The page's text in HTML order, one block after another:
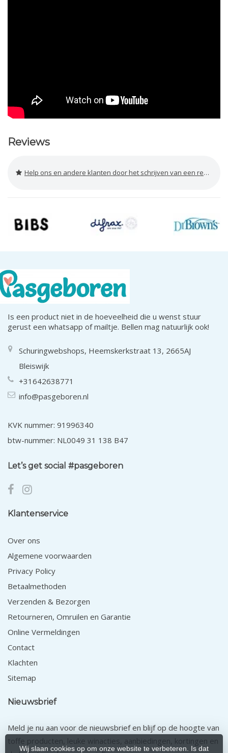
Wij slaan cookies op om onze website te verbeteren. Is dat
Reviews
Help ons en andere klanten door het schrijven van een review
Is een product niet in de hoeveelheid die u wenst stuur
gerust een whatsapp of mailtje. Bellen mag natuurlijk ook!
Schuringwebshops, Heemskerkstraat 13, 2665AJ
Bleiswijk
+31642638771
info@pasgeboren.nl
KVK nummer: 91996340
btw-nummer: NL0049 31 138 B47
Let’s get social #pasgeboren
Klantenservice
Over ons
Algemene voorwaarden
Privacy Policy
Betaalmethoden
Verzenden & Bezorgen
Retourneren, Omruilen en Garantie
Online Vermeldingen
Contact
Klachten
Sitemap
Nieuwsbrief
Meld je nu aan voor de nieuwsbrief en blijf op de hoogte van
toffe producten, leuke winacties, aanbiedingen, kortingen en